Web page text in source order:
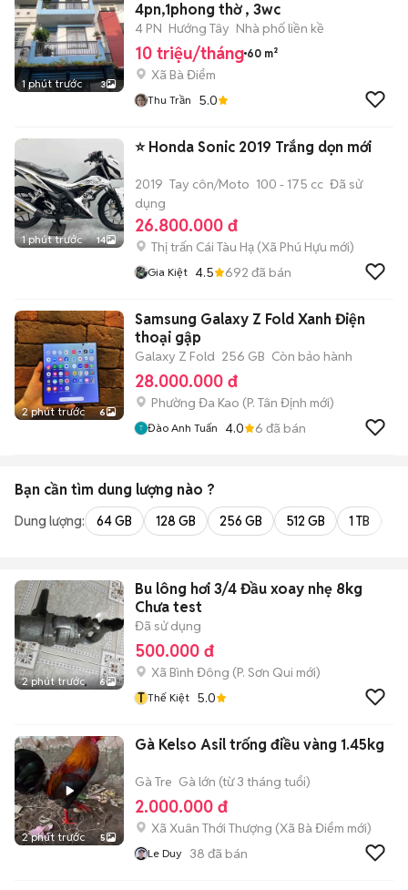
1 phút trước 3
4pn,1phong thờ , 3wc
4 PN Hướng Tây Nhà phố liền kề
10 triệu/tháng 60 m²
Xã Bà Điểm
Thu Trần 5.0
1 phút trước 14
⭐️ Honda Sonic 2019 Trắng dọn mới
2019 Tay côn/Moto 100 - 175 cc Đã sử
dụng
26.800.000 đ
Thị trấn Cái Tàu Hạ (Xã Phú Hựu mới)
Gia Kiệt 4.5 692 đã bán
2 phút trước 6
Samsung Galaxy Z Fold Xanh Điện
thoại gập
Galaxy Z Fold 256 GB Còn bảo hành
28.000.000 đ
Phường Đa Kao (P. Tân Định mới)
Đào Anh Tuấn 4.0 6 đã bán
Bạn cần tìm dung lượng nào ?
Dung lượng: 64 GB 128 GB 256 GB 512 GB 1 TB
2 phút trước 6
Bu lông hơi 3/4 Đầu xoay nhẹ 8kg
Chưa test
Đã sử dụng
500.000 đ
Xã Bình Đông (P. Sơn Qui mới)
T Thế Kiệt 5.0
2 phút trước 5
Gà Kelso Asil trống điều vàng 1.45kg
Gà Tre Gà lớn (từ 3 tháng tuổi)
2.000.000 đ
Xã Xuân Thới Thượng (Xã Bà Điểm mới)
Le Duy 38 đã bán